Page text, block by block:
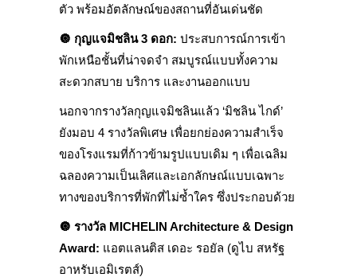
ตัว พร้อมอัตลักษณ์ของสถานที่อันเด่นชัด
🔘 กุญแจมิชลิน 3 ดอก: ประสบการณ์การเข้า
พักเหนือชั้นที่น่าจดจำ สมบูรณ์แบบทั้งความ
สะดวกสบาย บริการ และงานออกแบบ
นอกจากรางวัลกุญแจมิชลินแล้ว ‘มิชลิน ไกด์’
ยังมอบ 4 รางวัลพิเศษ เพื่อยกย่องความสำเร็จ
ของโรงแรมที่ก้าวข้ามรูปแบบเดิม ๆ เพื่อเฉลิม
ฉลองความเป็นเลิศและเอกลักษณ์แบบเฉพาะ
ทางของบริการที่พักที่ไม่ซ้ำใคร ซึ่งประกอบด้วย
🔘 รางวัล MICHELIN Architecture & Design
Award: แอตแลนติส เดอะ รอยัล (ดูไบ สหรัฐ
อาหรับเอมิเรตส์)